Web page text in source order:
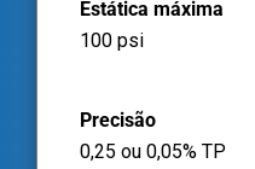
Estática máxima
100 psi
Precisão
0,25 ou 0,05% TP